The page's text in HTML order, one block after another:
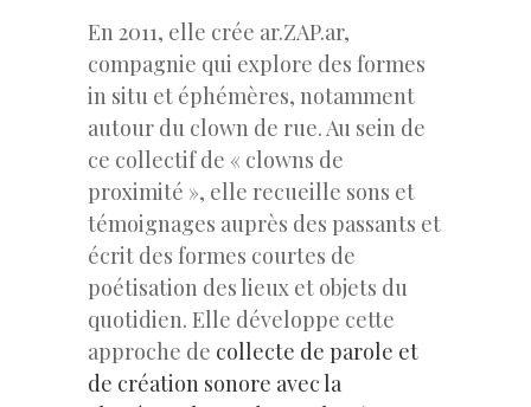
En 2011, elle crée ar.ZAP.ar,
compagnie qui explore des formes
in situ et éphémères, notamment
autour du clown de rue. Au sein de
ce collectif de « clowns de
proximité », elle recueille sons et
témoignages auprès des passants et
écrit des formes courtes de
poétisation des lieux et objets du
quotidien. Elle développe cette
approche de collecte de parole et
de création sonore avec la